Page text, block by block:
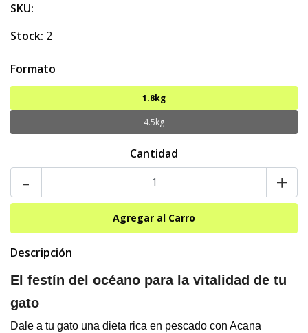
SKU:
Stock: 2
Formato
1.8kg
4.5kg
Cantidad
- +
Descripción
El festín del océano para la vitalidad de tu
gato
Dale a tu gato una dieta rica en pescado con Acana